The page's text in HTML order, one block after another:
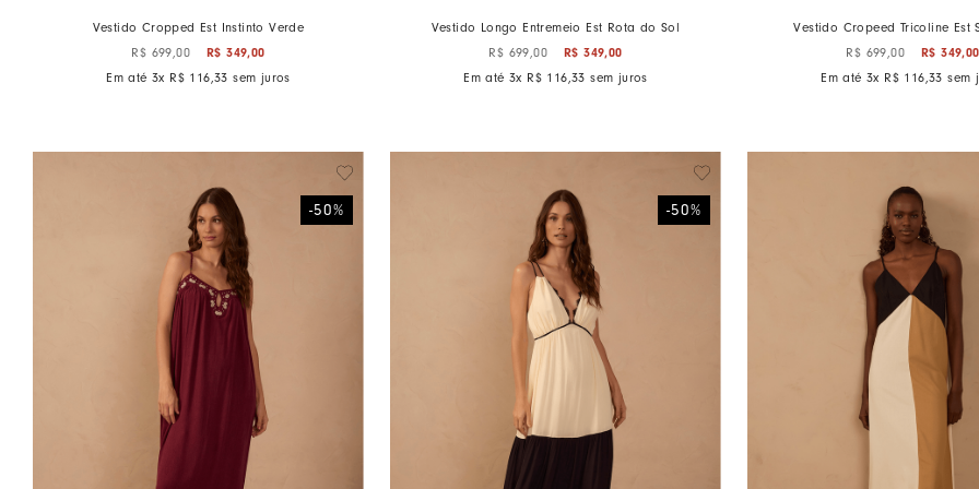
Vestido Cropped Est Instinto Verde
R$ 699 ,00 R$ 349,00
Em até 3x R$ 116 ,33 sem juros
Vestido Longo Entremeio Est Rota do Sol
R$ 699 ,00 R$ 349,00
Em até 3x R$ 116 ,33 sem juros
Vestido Cropeed Tricoline Est
R$ 699 ,00 R$ 349,00
Em até 3x R$ 116 ,33 sem
-50% -50%